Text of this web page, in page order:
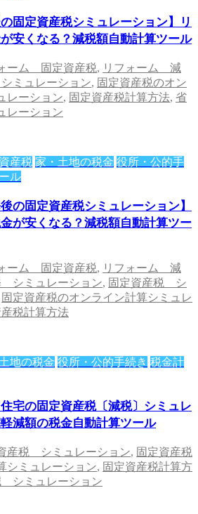
の固定資産税シミュレーション】リ
安くなる？減税額自動計算ツール
ーム 固定資産税, リフォーム 減
ミュレーション, 固定資産税のオン
レーション, 固定資産税計算方法, 省
レーション
産税 家・土地の税金 役所・公的手
ル
の固定資産税シミュレーション】
が安くなる？減税額自動計算ツー
ーム 固定資産税, リフォーム 減
シミュレーション, 固定資産税 シ
固定資産税のオンライン計算シミュレ
税計算方法
地の税金 役所・公的手続き 税金計
住宅の固定資産税〔減税〕シミュレ
減額の税金自動計算ツール
産税 シミュレーション, 固定資産税
シミュレーション, 固定資産税計算方
シミュレーション